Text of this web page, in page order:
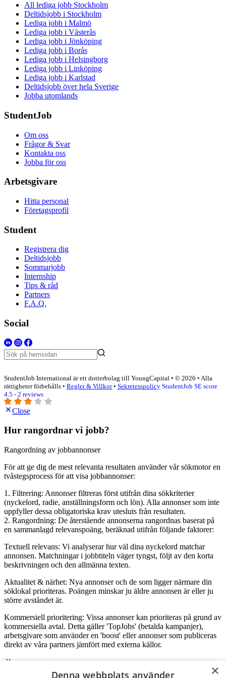
All lediga jobb Stockholm
Deltidsjobb i Stockholm
Lediga jobb i Malmö
Lediga jobb i Västerås
Lediga jobb i Jönköping
Lediga jobb i Borås
Lediga jobb i Helsingborg
Lediga jobb i Linköping
Lediga jobb i Karlstad
Deltidsjobb över hela Sverige
Jobba utomlands
StudentJob
Om oss
Frågor & Svar
Kontakta oss
Jobba för oss
Arbetsgivare
Hitta personal
Företagsprofil
Student
Registrera dig
Deltidsjobb
Sommarjobb
Internship
Tips & råd
Partners
F.A.Q.
Social
StudentJob International är ett dotterbolag till YoungCapital • © 2026 • Alla
rättigheter förbehålls • Regler & Villkor• Sekretesspolicy StudentJob SE score
4.5 - 2 reviews
Close
Hur rangordnar vi jobb?
Rangordning av jobbannonser
För att ge dig de mest relevanta resultaten använder vår sökmotor en
tvåstegsprocess för att visa jobbannonser:
1. Filtrering: Annonser filtreras först utifrån dina sökkriterier
(nyckelord, radie, anställningsform och lön). Alla annonser som inte
uppfyller dessa obligatoriska krav utesluts från resultaten.
2. Rangordning: De återstående annonserna rangordnas baserat på
en sammanlagd relevanspoäng, beräknad utifrån följande faktorer:
Textuell relevans: Vi analyserar hur väl dina nyckelord matchar
annonsen. Matchningar i jobbtiteln väger tyngst, följt av den korta
beskrivningen och den allmänna texten.
Aktualitet & närhet: Nya annonser och de som ligger närmare din
söklokal prioriteras. Poängen minskar ju äldre annonsen är eller ju
större avståndet är.
Kommersiell prioritering: Vissa annonser kan prioriteras på grund av
kommersiella avtal. Detta gäller 'TopJobs' (betalda kampanjer),
arbetsgivare som använder en 'boost' eller annonser som publiceras
direkt av våra partners jämfört med externa källor.
×
Denna webbplats använder